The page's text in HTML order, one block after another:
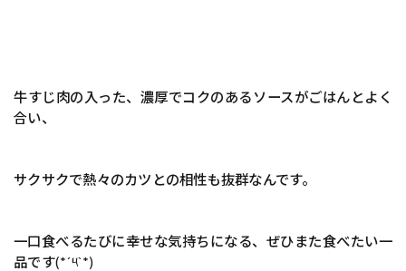
牛すじ肉の入った、濃厚でコクのあるソースがごはんとよく
合い、
サクサクで熱々のカツとの相性も抜群なんです。
一口食べるたびに幸せな気持ちになる、ぜひまた食べたい一
品です(*´༥`*)